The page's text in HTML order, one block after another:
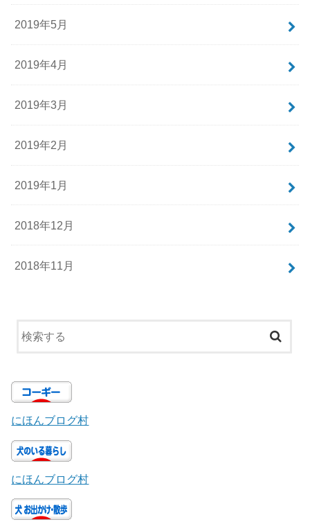
2019年5月
2019年4月
2019年3月
2019年2月
2019年1月
2018年12月
2018年11月
にほんブログ村
にほんブログ村